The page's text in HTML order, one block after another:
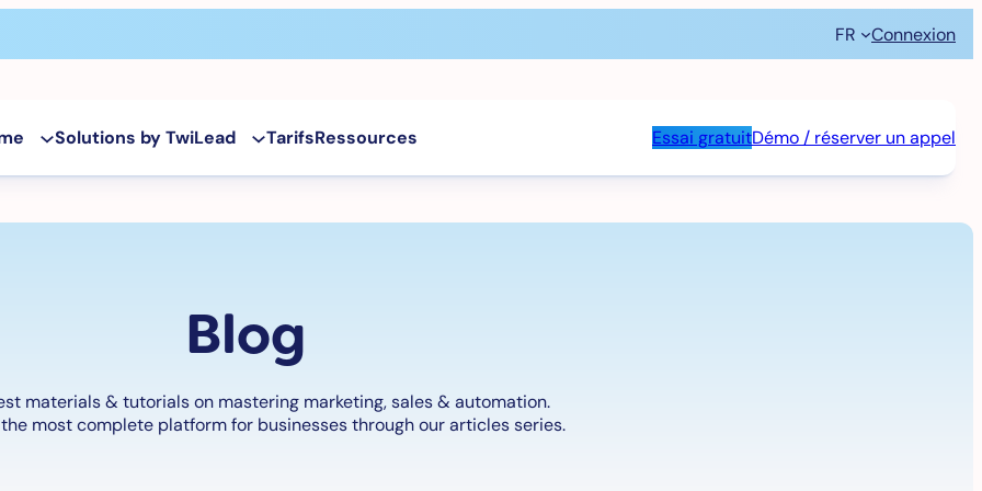
FR Connexion
Solutions by TwiLead TarifsRessources Essai gratuitDémo / réserver un appel
Blog
materials & tutorials on mastering marketing, sales & automation.
most complete platform for businesses through our articles series.